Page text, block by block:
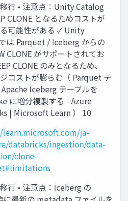
行 • 注意点：Unity Catalog
CLONE となるためコストが
可能性がある ✓ Unity
は Parquet / Iceberg からの
CLONE がサポートされてお
CLONE のみとなるため、
コストが膨らむ（ Parquet テ
Iceberg テーブルを
に増分複製する - Azure
| Microsoft Learn ） 10
ja-
databricks/ingestion/data-
clone-
行 • 注意点：Iceberg の